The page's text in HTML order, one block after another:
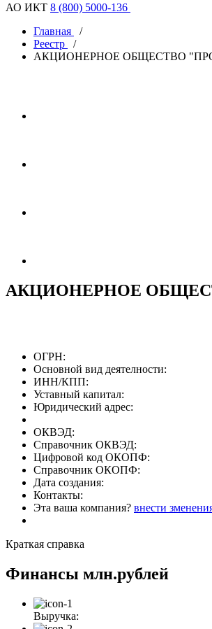
АО ИКТ 8 (800) 5000-136
Главная
/
Реестр
/
АКЦИОНЕРНОЕ ОБЩЕСТВО
АКЦИОНЕРНОЕ
ОГРН:
Основной вид деятелности:
ИНН/КПП:
Уставный капитал:
Юридический адрес:
ОКВЭД:
Справочник ОКВЭД:
Цифровой код ОКОПФ:
Справочник ОКОПФ:
Дата создания:
Контакты:
Эта ваша компания? внести
Краткая справка
Финансы млн.рублей
Выручка: